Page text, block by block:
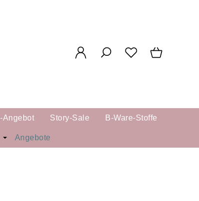
Angebot Story-Sale B-Ware-Stoffe
Angebote